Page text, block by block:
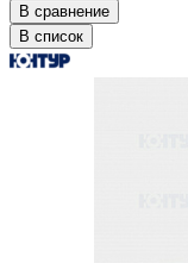
В сравнение
В список